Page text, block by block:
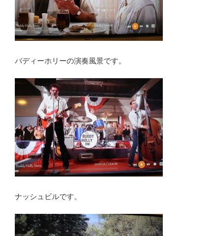
バディーホリーの演奏風景です。
ナッシュビルです。